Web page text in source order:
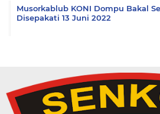
Musorkablub KONI Dompu Bakal
Disepakati 13 Juni 2022